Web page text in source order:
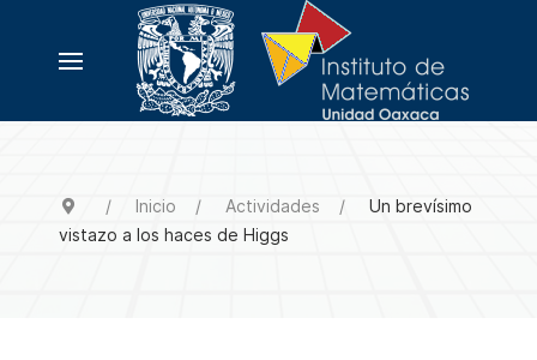
Inicio Actividades
Un brevísimo
vistazo a los haces de Higgs